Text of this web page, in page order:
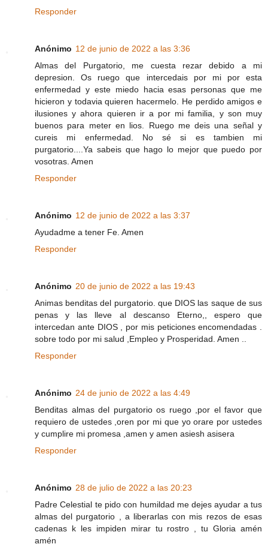
Responder
Anónimo 12 de junio de 2022 a las 3:36
Almas del Purgatorio, me cuesta rezar debido a mi
depresion. Os ruego que intercedais por mi por esta
enfermedad y este miedo hacia esas personas que me
hicieron y todavia quieren hacermelo. He perdido amigos e
ilusiones y ahora quieren ir a por mi familia, y son muy
buenos para meter en lios. Ruego me deis una señal y
cureis mi enfermedad. No sé si es tambien mi
purgatorio....Ya sabeis que hago lo mejor que puedo por
vosotras. Amen
Responder
Anónimo 12 de junio de 2022 a las 3:37
Ayudadme a tener Fe. Amen
Responder
Anónimo 20 de junio de 2022 a las 19:43
Animas benditas del purgatorio. que DIOS las saque de sus
penas y las lleve al descanso Eterno,, espero que
intercedan ante DIOS , por mis peticiones encomendadas .
sobre todo por mi salud ,Empleo y Prosperidad. Amen ..
Responder
Anónimo 24 de junio de 2022 a las 4:49
Benditas almas del purgatorio os ruego ,por el favor que
requiero de ustedes ,oren por mi que yo orare por ustedes
y cumplire mi promesa ,amen y amen asiesh asisera
Responder
Anónimo 28 de julio de 2022 a las 20:23
Padre Celestial te pido con humildad me dejes ayudar a tus
almas del purgatorio , a liberarlas con mis rezos de esas
cadenas k les impiden mirar tu rostro , tu Gloria amén
amén